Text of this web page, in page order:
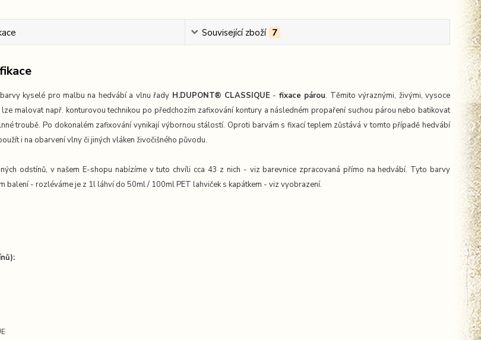
Související zboží 7
kyselé pro malbu na hedvábí a vlnu řady H.DUPONT® CLASSIQUE - fixace párou. Těmito výraznými, živými, vysoce
malovat např. konturovou technikou po předchozím zafixování kontury a následném propaření suchou párou nebo batikovat
troubě. Po dokonalém zafixování vynikají výbornou stálostí. Oproti barvám s fixací teplem zůstává v tomto případě hedvábí
i na obarvení vlny či jiných vláken živočišného původu.
odstínů, v našem E-shopu nabízíme v tuto chvíli cca 43 z nich - viz barevnice zpracovaná přímo na hedvábí. Tyto barvy
balení - rozléváme je z 1l láhví do 50ml / 100ml PET lahviček s kapátkem - viz vyobrazení.